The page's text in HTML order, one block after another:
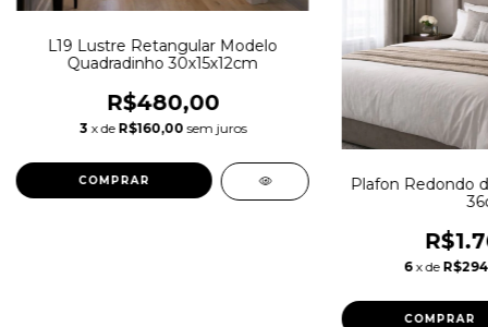
L19 Lustre Retangular Modelo
Quadradinho 30x15x12cm
R$480,00
3 x de R$160,00 sem juros
Plafon Redondo
6 x de